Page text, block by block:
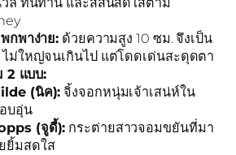
กพาง่าย: ด้วยความสูง 10 ซม. จึงเป็น
ม่ใหญ่จนเกินไป แต่โดดเด่นสะดุดตา
2 แบบ:
(นิค): จิ้งจอกหนุ่มเจ้าเสน่ห์ใน
บอุ่น
(จูดี้): กระต่ายสาวจอมขยันที่มา
ยิ้มสดใส